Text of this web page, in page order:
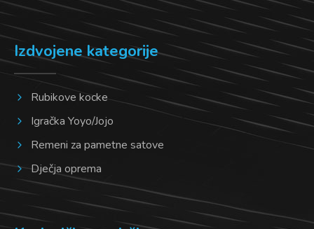
Izdvojene kategorije
Rubikove kocke
Igračka Yoyo/Jojo
Remeni za pametne satove
Dječja oprema